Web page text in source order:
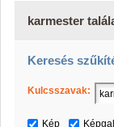
karmester
Keresés
Kulcsszavak:
Kép